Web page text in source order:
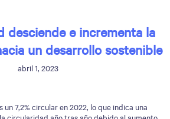
desciende e incrementa la
un desarrollo sostenible
abril 1, 2023
un 7,2% circular en 2022, lo que indica una